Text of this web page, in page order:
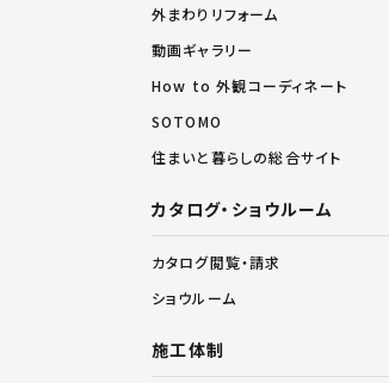
外まわりリフォーム
動画ギャラリー
How to 外観コーディネート
SOTOMO
住まいと暮らしの総合サイト
カタログ・ショウルーム
カタログ閲覧・請求
ショウルーム
施工体制